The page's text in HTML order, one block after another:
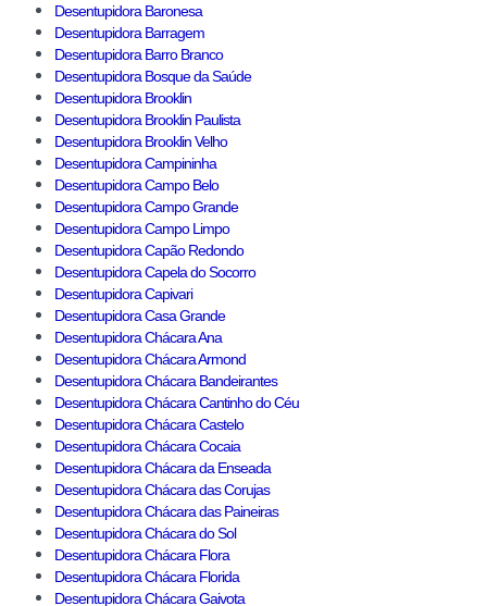
Desentupidora Baronesa
Desentupidora Barragem
Desentupidora Barro Branco
Desentupidora Bosque da Saúde
Desentupidora Brooklin
Desentupidora Brooklin Paulista
Desentupidora Brooklin Velho
Desentupidora Campininha
Desentupidora Campo Belo
Desentupidora Campo Grande
Desentupidora Campo Limpo
Desentupidora Capão Redondo
Desentupidora Capela do Socorro
Desentupidora Capivari
Desentupidora Casa Grande
Desentupidora Chácara Ana
Desentupidora Chácara Armond
Desentupidora Chácara Bandeirantes
Desentupidora Chácara Cantinho do Céu
Desentupidora Chácara Castelo
Desentupidora Chácara Cocaia
Desentupidora Chácara da Enseada
Desentupidora Chácara das Corujas
Desentupidora Chácara das Paineiras
Desentupidora Chácara do Sol
Desentupidora Chácara Flora
Desentupidora Chácara Florida
Desentupidora Chácara Gaivota